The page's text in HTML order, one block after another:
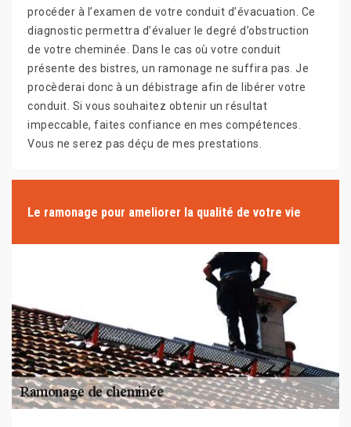
procéder à l’examen de votre conduit d’évacuation. Ce
diagnostic permettra d’évaluer le degré d’obstruction
de votre cheminée. Dans le cas où votre conduit
présente des bistres, un ramonage ne suffira pas. Je
procèderai donc à un débistrage afin de libérer votre
conduit. Si vous souhaitez obtenir un résultat
impeccable, faites confiance en mes compétences.
Vous ne serez pas déçu de mes prestations.
Le ramonage pour ameliorer la qualité de votre vie